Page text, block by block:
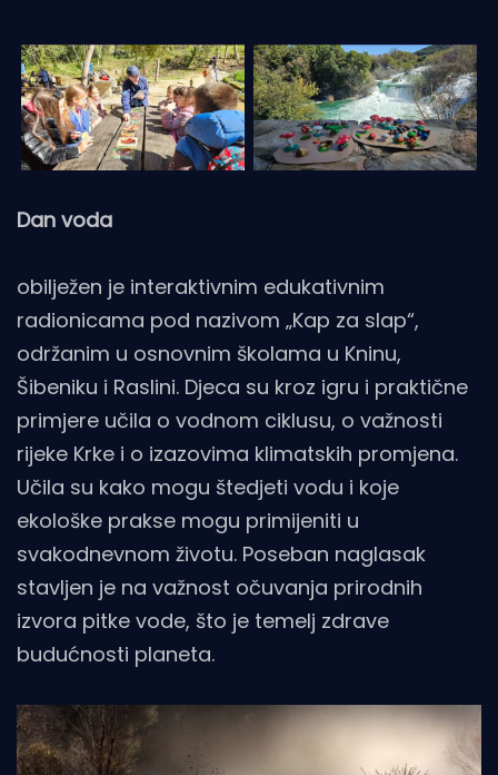
Dan voda
obilježen je interaktivnim edukativnim
radionicama pod nazivom „Kap za slap“,
održanim u osnovnim školama u Kninu,
Šibeniku i Raslini. Djeca su kroz igru i praktične
primjere učila o vodnom ciklusu, o važnosti
rijeke Krke i o izazovima klimatskih promjena.
Učila su kako mogu štedjeti vodu i koje
ekološke prakse mogu primijeniti u
svakodnevnom životu. Poseban naglasak
stavljen je na važnost očuvanja prirodnih
izvora pitke vode, što je temelj zdrave
budućnosti planeta.